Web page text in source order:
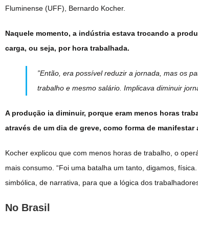
Fluminense (UFF), Bernardo Kocher.
Naquele momento, a indústria estava trocando a
carga, ou seja, por hora trabalhada.
”Então, era possível reduzir a jornada, mas os
trabalho e mesmo salário. Implicava diminuir
A produção ia diminuir, porque eram menos horas
através de um dia de greve, como forma de
Kocher explicou que com menos horas de trabalho, o
mais consumo. “Foi uma batalha um tanto, digamos,
simbólica, de narrativa, para que a lógica dos
No Brasil